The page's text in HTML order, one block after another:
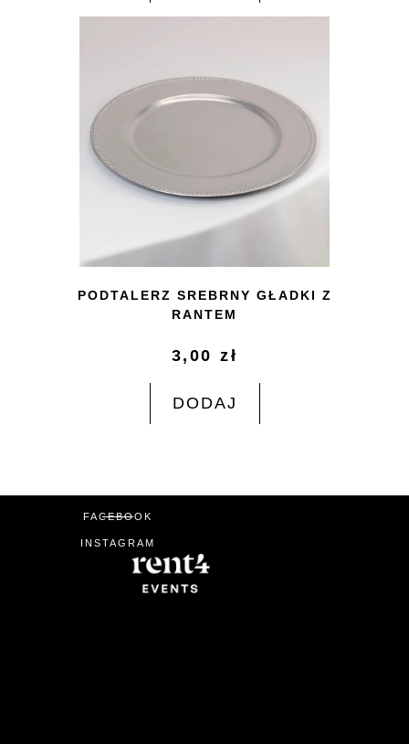
PODTALERZ SREBRNY GŁADKI Z
RANTEM
3,00zł
DODAJ
FACEBOOK
INSTAGRAM